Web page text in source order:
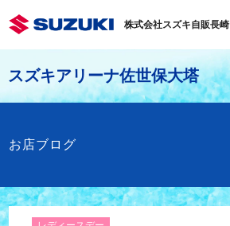
株式会社スズキ自販長崎
スズキアリーナ佐世保大塔
お店ブログ